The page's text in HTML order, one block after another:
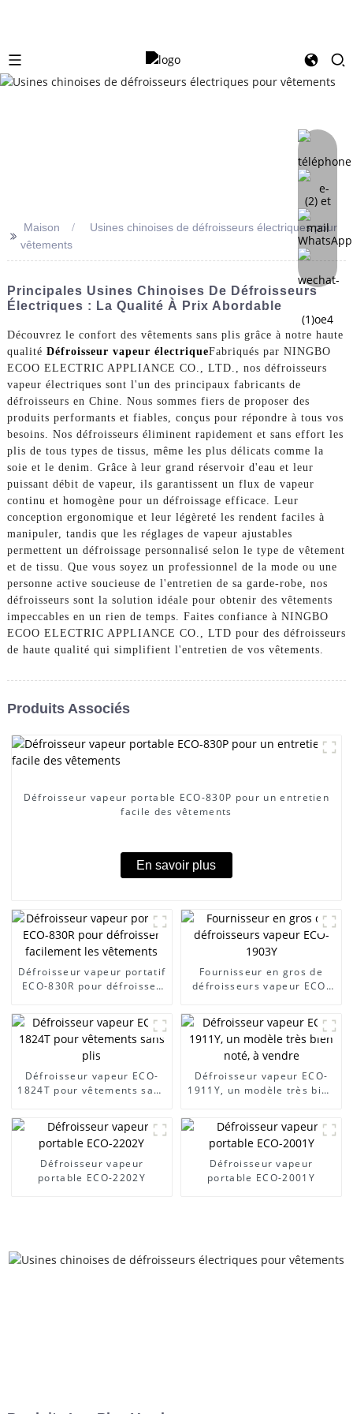
>> Maison
Usines chinoises de défroisseurs électriques pour
vêtements
Principales Usines Chinoises De Défroisseurs
Électriques : La Qualité À Prix Abordable
Découvrez le confort des vêtements sans plis grâce à notre haute
qualité Défroisseur vapeur électriqueFabriqués par NINGBO
ECOO ELECTRIC APPLIANCE CO., LTD., nos défroisseurs
vapeur électriques sont l'un des principaux fabricants de
défroisseurs en Chine. Nous sommes fiers de proposer des
produits performants et fiables, conçus pour répondre à tous vos
besoins. Nos défroisseurs éliminent rapidement et sans effort les
plis de tous types de tissus, même les plus délicats comme la
soie et le denim. Grâce à leur grand réservoir d'eau et leur
puissant débit de vapeur, ils garantissent un flux de vapeur
continu et homogène pour un défroissage efficace. Leur
conception ergonomique et leur légèreté les rendent faciles à
manipuler, tandis que les réglages de vapeur ajustables
permettent un défroissage personnalisé selon le type de vêtement
et de tissu. Que vous soyez un professionnel de la mode ou une
personne active soucieuse de l'entretien de sa garde-robe, nos
défroisseurs sont la solution idéale pour obtenir des vêtements
impeccables en un rien de temps. Faites confiance à NINGBO
ECOO ELECTRIC APPLIANCE CO., LTD pour des défroisseurs
de haute qualité qui simplifient l'entretien de vos vêtements.
Produits Associés
Défroisseur vapeur portable ECO-830P pour un entretien
facile des vêtements
En savoir plus
Défroisseur vapeur portatif
ECO-830R pour défroisser
Fournisseur en gros de
défroisseurs vapeur ECO-
Défroisseur vapeur ECO-
1824T pour vêtements sans
Défroisseur vapeur ECO-
1911Y, un modèle très bien
Défroisseur vapeur
portable ECO-2202Y
Défroisseur vapeur
portable ECO-2001Y